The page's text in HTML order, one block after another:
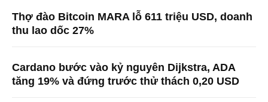
Thợ đào Bitcoin MARA lỗ 611 triệu USD, doanh
thu lao dốc 27%
Cardano bước vào kỷ nguyên Dijkstra, ADA
tăng 19% và đứng trước thử thách 0,20 USD